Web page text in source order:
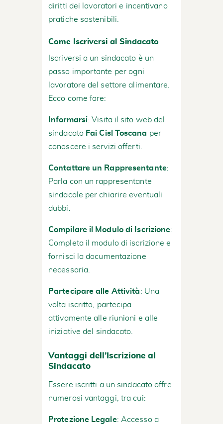
diritti dei lavoratori e incentivano
pratiche sostenibili.
Come Iscriversi al Sindacato
Iscriversi a un sindacato è un
passo importante per ogni
lavoratore del settore alimentare.
Ecco come fare:
Informarsi: Visita il sito web del
sindacato Fai Cisl Toscana per
conoscere i servizi offerti.
Contattare un Rappresentante:
Parla con un rappresentante
sindacale per chiarire eventuali
dubbi.
Compilare il Modulo di Iscrizione:
Completa il modulo di iscrizione e
fornisci la documentazione
necessaria.
Partecipare alle Attività: Una
volta iscritto, partecipa
attivamente alle riunioni e alle
iniziative del sindacato.
Vantaggi dell’Iscrizione al
Sindacato
Essere iscritti a un sindacato offre
numerosi vantaggi, tra cui:
Protezione Legale: Accesso a